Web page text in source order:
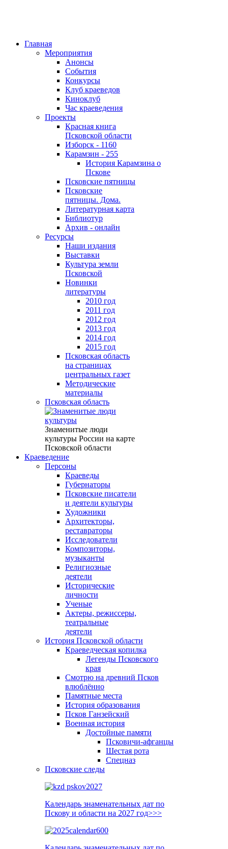
Главная
Мероприятия
Анонсы
События
Конкурсы
Клуб краеведов
Киноклуб
Час краеведения
Проекты
Красная книга
Псковской области
Изборск - 1160
Карамзин - 255
История Карамзина о
Пскове
Псковские пятницы
Псковские
пятницы. Дома.
Литературная карта
Библиотур
Архив - онлайн
Ресурсы
Наши издания
Выставки
Культура земли
Псковской
Новинки
литературы
2010 год
2011 год
2012 год
2013 год
2014 год
2015 год
Псковская область
на страницах
центральных газет
Методические
материалы
Псковская область
Знаменитые люди
культуры России на карте
Псковской области
Краеведение
Персоны
Краеведы
Губернаторы
Псковские писатели
и деятели культуры
Художники
Архитекторы,
реставраторы
Исследователи
Композиторы,
музыканты
Религиозные
деятели
Исторические
личности
Ученые
Актеры, режиссеры,
театральные
деятели
История Псковской области
Краеведческая копилка
Легенды Псковского
края
Смотрю на древний Псков
влюблённо
Памятные места
История образования
Псков Ганзейский
Военная история
Достойные памяти
Псковичи-афганцы
Шестая рота
Спецназ
Псковские следы
Календарь знаменательных дат по
Пскову и области на 2027 год>>>